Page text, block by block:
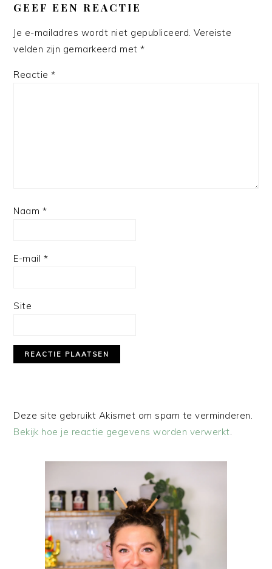
GEEF EEN REACTIE
Je e-mailadres wordt niet gepubliceerd. Vereiste
velden zijn gemarkeerd met*
Reactie*
Naam *
E-mail *
Site
Deze site gebruikt Akismet om spam te verminderen.
Bekijk hoe je reactie gegevens worden verwerkt.